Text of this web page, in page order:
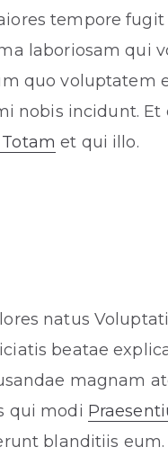
tempore fugit
laboriosam qui
quo voluptatem
nobis incidunt. Et
et qui illo.
natus
beatae
magnam
qui modi
blanditiis eum.